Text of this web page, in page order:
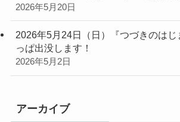
2026年5月20日
2026年5月24日（日）『つづきのは
っぱ出没します！
2026年5月2日
アーカイブ